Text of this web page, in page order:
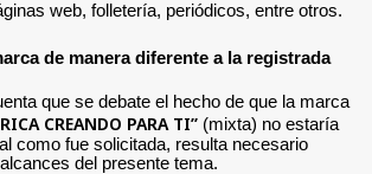
web, folletería, periódicos, entre otros.
de manera diferente a la registrada
que se debate el hecho de que la marca
CREANDO PARA TI”(mixta) no estaría
como fue solicitada, resulta necesario
del presente tema.